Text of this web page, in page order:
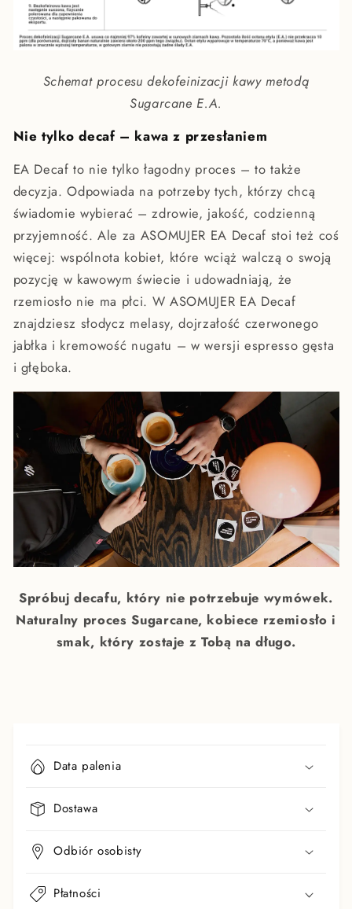
Schemat procesu dekofeinizacji kawy metodą
Sugarcane E.A.
Nie tylko decaf – kawa z przesłaniem
EA Decaf to nie tylko łagodny proces – to także
decyzja. Odpowiada na potrzeby tych, którzy chcą
świadomie wybierać – zdrowie, jakość, codzienną
przyjemność. Ale za ASOMUJER EA Decaf stoi też coś
więcej: wspólnota kobiet, które wciąż walczą o swoją
pozycję w kawowym świecie i udowadniają, że
rzemiosło nie ma płci. W ASOMUJER EA Decaf
znajdziesz słodycz melasy, dojrzałość czerwonego
jabłka i kremowość nugatu – w wersji espresso gęsta
i głęboka.
Spróbuj decafu, który nie potrzebuje wymówek.
Naturalny proces Sugarcane, kobiece rzemiosło i
smak, który zostaje z Tobą na długo.
a
a
r
Data palenia
Dostawa
Odbiór osobisty
Płatności